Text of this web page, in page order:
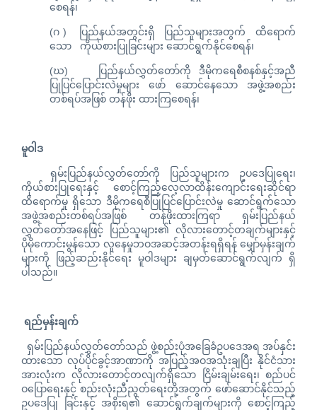
စေရန်၊
(ဂ ) ပြည်နယ်အတွင်းရှိ ပြည်သူများအတွက် ထိရောက်
သော ကိုယ်စားပြုခြင်းများ ဆောင်ရွက်နိုင်စေရန်၊
(ဃ) ပြည်နယ်လွှတ်တော်ကို ဒီမိုကရေစီစနစ်နှင့်အညီ
ပြုပြင်ပြောင်းလဲမှုများ ဖော် ဆောင်နေသော အဖွဲ့အစည်း
တစ်ရပ်အဖြစ် တန်ဖိုး ထားကြစေရန်၊
မူဝါဒ
ရှမ်းပြည်နယ်လွှတ်တော်ကို ပြည်သူများက ဥပဒေပြုရေး၊
ကိုယ်စားပြုရေးနှင့် စောင့်ကြည့်လေ့လာထိန်းကျောင်းရေးဆိုင်ရာ
ထိရောက်မှု ရှိသော ဒီမိုကရေစီပြုပြင်ပြောင်းလဲမှု ဆောင်ရွက်သော
အဖွဲ့အစည်းတစ်ရပ်အဖြစ် တန်ဖိုးထားကြရာ ရှမ်းပြည်နယ်
လွှတ်တော်အနေဖြင့် ပြည်သူများ၏ လိုလားတောင့်တချက်များနှင့်
ပိုမိုကောင်းမွန်သော လူနေမှုဘဝအဆင့်အတန်းရရှိရန် မျှော်မှန်းချက်
များကို ဖြည့်ဆည်းနိုင်ရေး မူဝါဒများ ချမှတ်ဆောင်ရွက်လျက် ရှိ
ပါသည်။
ရည်မှန်းချက်
ရှမ်းပြည်နယ်လွှတ်တော်သည် ဖွဲ့စည်းပုံအခြေခံဥပဒေအရ အပ်နှင်း
ထားသော လုပ်ပိုင်ခွင့်အာဏာကို အပြည့်အဝအသုံးချပြီး နိုင်ငံသား
အားလုံးက လိုလားတောင့်တလျက်ရှိသော ငြိမ်းချမ်းရေး၊ စည်ပင်
ဝပြောရေးနှင့် စည်းလုံးညီညွတ်ရေးတို့အတွက် ဖော်ဆောင်နိုင်သည့်
ဥပဒေပြု ခြင်းနှင့် အစိုးရ၏ ဆောင်ရွက်ချက်များကို စောင့်ကြည့်